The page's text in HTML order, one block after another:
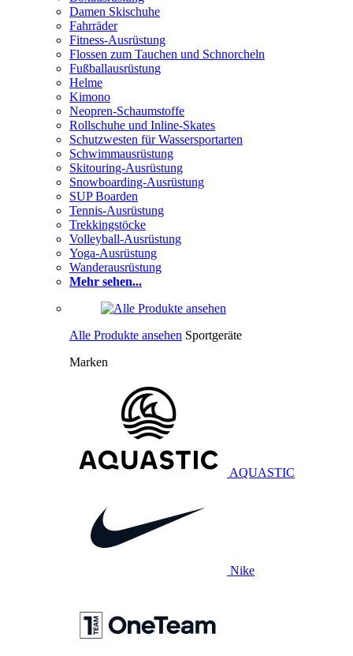
Damen Skischuhe
Fahrräder
Fitness-Ausrüstung
Flossen zum Tauchen und Schnorcheln
Fußballausrüstung
Helme
Kimono
Neopren-Schaumstoffe
Rollschuhe und Inline-Skates
Schutzwesten für Wassersportarten
Schwimmausrüstung
Skitouring-Ausrüstung
Snowboarding-Ausrüstung
SUP Boarden
Tennis-Ausrüstung
Trekkingstöcke
Volleyball-Ausrüstung
Yoga-Ausrüstung
Wanderausrüstung
Mehr sehen...
Alle Produkte ansehen Sportgeräte
Marken
AQUASTIC
Nike